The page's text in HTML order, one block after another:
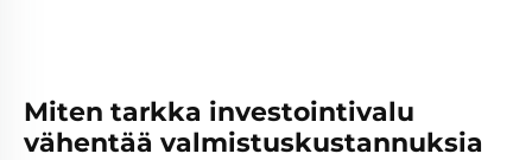
Miten tarkka investointivalu
vähentää valmistuskustannuksia